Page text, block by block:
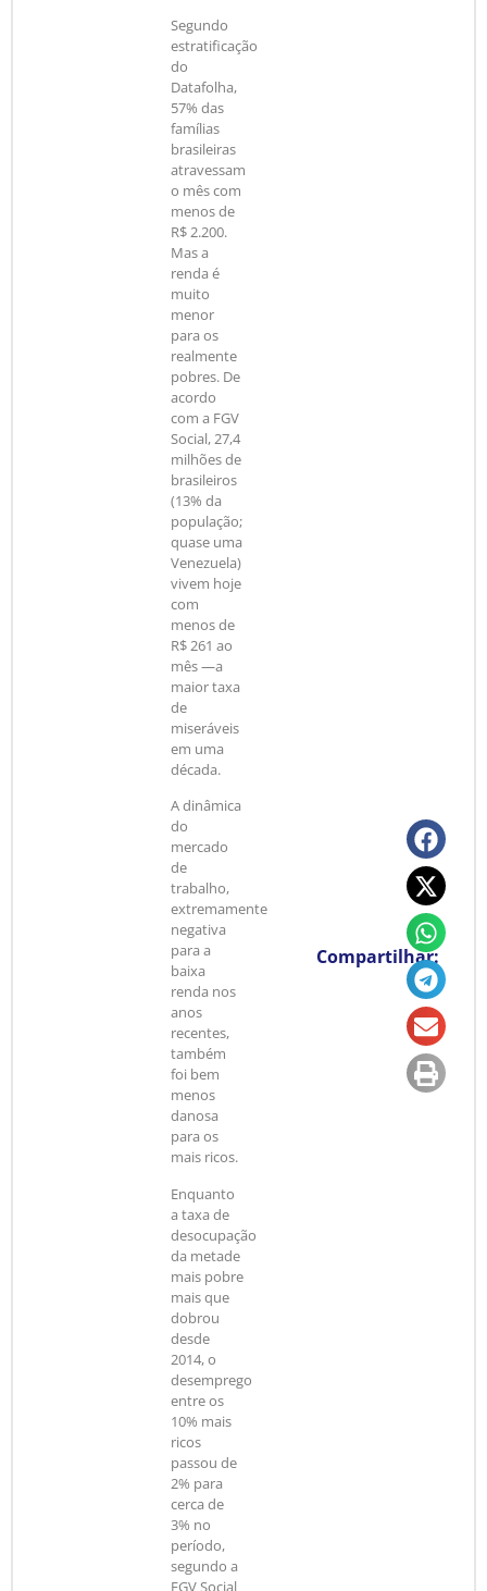
Segundo
estratificação
do
Datafolha,
57% das
famílias
brasileiras
atravessam
o mês com
menos de
R$ 2.200.
Mas a
renda é
muito
menor
para os
realmente
pobres. De
acordo
com a FGV
Social, 27,4
milhões de
brasileiros
(13% da
população;
quase uma
Venezuela)
vivem hoje
com
menos de
R$ 261 ao
mês —a
maior taxa
de
miseráveis
em uma
década.
A dinâmica
do
mercado
de
trabalho,
extremamente
negativa
para a
baixa
renda nos
anos
recentes,
também
foi bem
menos
danosa
para os
mais ricos.
Enquanto
a taxa de
desocupação
da metade
mais pobre
mais que
dobrou
desde
2014, o
desemprego
entre os
10% mais
ricos
passou de
2% para
cerca de
3% no
período,
segundo a
FGV Social
Compartilhar: